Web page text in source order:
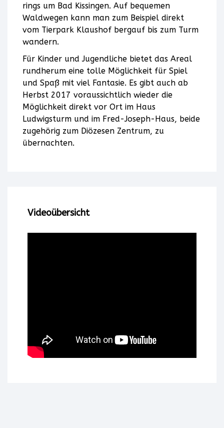
anzuzeigen.
rings um Bad Kissingen. Auf bequemen
Waldwegen kann man zum Beispiel direkt
vom Tierpark Klaushof bergauf bis zum Turm
wandern.
Für Kinder und Jugendliche bietet das Areal
rundherum eine tolle Möglichkeit für Spiel
und Spaß mit viel Fantasie. Es gibt auch ab
Herbst 2017 voraussichtlich wieder die
Möglichkeit direkt vor Ort im Haus
Ludwigsturm und im Fred-Joseph-Haus, beide
zugehörig zum Diözesen Zentrum, zu
übernachten.
Videoübersicht